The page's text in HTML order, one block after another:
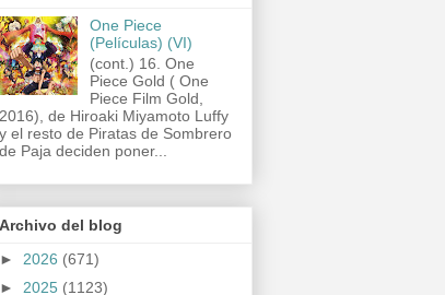
One Piece
(Películas) (VI)
(cont.) 16. One
Piece Gold ( One
Piece Film Gold,
2016), de Hiroaki Miyamoto Luffy
y el resto de Piratas de Sombrero
de Paja deciden poner...
Archivo del blog
► 2026 (671)
► 2025 (1123)